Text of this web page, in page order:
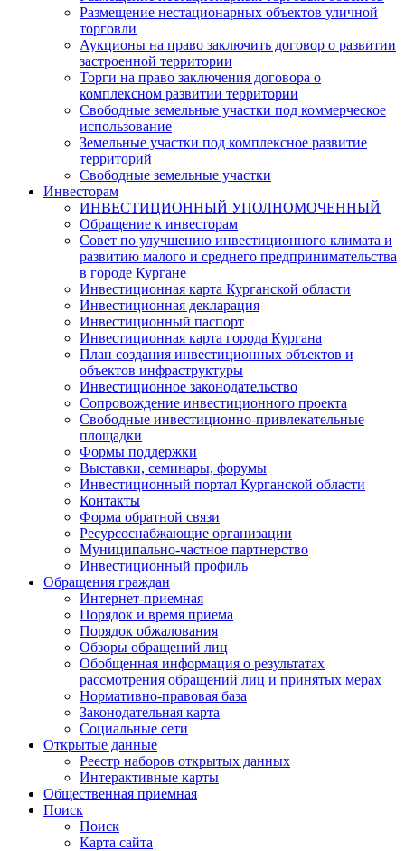
Размещение нестационарных объектов уличной
торговли
Аукционы на право заключить договор о развитии
застроенной территории
Торги на право заключения договора о
комплексном развитии территории
Свободные земельные участки под коммерческое
использование
Земельные участки под комплексное развитие
территорий
Свободные земельные участки
Инвесторам
ИНВЕСТИЦИОННЫЙ УПОЛНОМОЧЕННЫЙ
Обращение к инвесторам
Совет по улучшению инвестиционного климата и
развитию малого и среднего предпринимательства
в городе Кургане
Инвестиционная карта Курганской области
Инвестиционная декларация
Инвестиционный паспорт
Инвестиционная карта города Кургана
План создания инвестиционных объектов и
объектов инфраструктуры
Инвестиционное законодательство
Сопровождение инвестиционного проекта
Свободные инвестиционно-привлекательные
площадки
Формы поддержки
Выставки, семинары, форумы
Инвестиционный портал Курганской области
Контакты
Форма обратной связи
Ресурсоснабжающие организации
Муниципально-частное партнерство
Инвестиционный профиль
Обращения граждан
Интернет-приемная
Порядок и время приема
Порядок обжалования
Обзоры обращений лиц
Обобщенная информация о результатах
рассмотрения обращений лиц и принятых мерах
Нормативно-правовая база
Законодательная карта
Социальные сети
Открытые данные
Реестр наборов открытых данных
Интерактивные карты
Общественная приемная
Поиск
Поиск
Карта сайта